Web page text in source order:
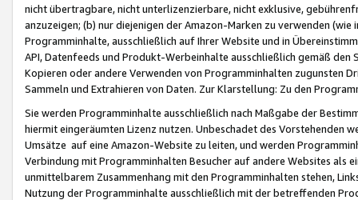
nicht übertragbare, nicht unterlizenzierbare, nicht exklusive,
anzuzeigen; (b) nur diejenigen der Amazon-Marken zu verwenden
Programminhalte, ausschließlich auf Ihrer Website und in
API, Datenfeeds und Produkt-Werbeinhalte ausschließlich gemäß
Kopieren oder andere Verwenden von Programminhalten zugunsten
Sammeln und Extrahieren von Daten. Zur Klarstellung: Zu den
Sie werden Programminhalte ausschließlich nach Maßgabe der
hiermit eingeräumten Lizenz nutzen. Unbeschadet des Vorstehenden
Umsätze auf eine Amazon-Website zu leiten, und werden
Verbindung mit Programminhalten Besucher auf andere Websites als
unmittelbarem Zusammenhang mit den Programminhalten stehen,
Nutzung der Programminhalte ausschließlich mit der betreffenden